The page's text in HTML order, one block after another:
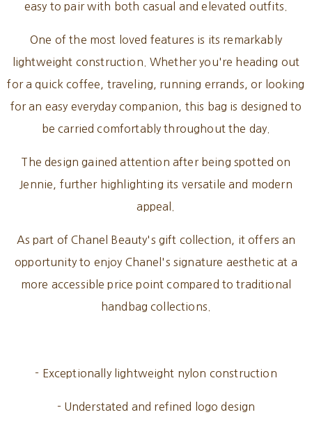
easy to pair with both casual and elevated outfits.
One of the most loved features is its remarkably
lightweight construction. Whether you're heading out
for a quick coffee, traveling, running errands, or looking
for an easy everyday companion, this bag is designed to
be carried comfortably throughout the day.
The design gained attention after being spotted on
Jennie, further highlighting its versatile and modern
appeal.
As part of Chanel Beauty's gift collection, it offers an
opportunity to enjoy Chanel's signature aesthetic at a
more accessible price point compared to traditional
handbag collections.
- Exceptionally lightweight nylon construction
- Understated and refined logo design